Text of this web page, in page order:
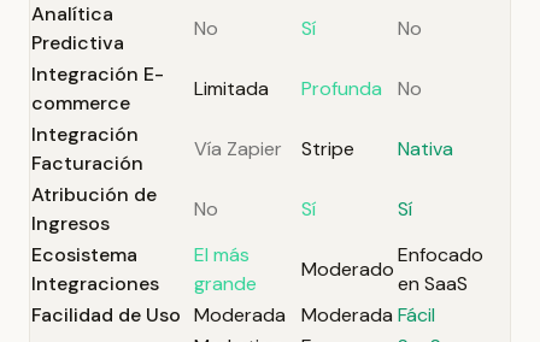
Analítica
Predictiva
No Sí
No
Integración E-
commerce
Limitada Profunda
No
Integración
Facturación
Vía Zapier Stripe
Nativa
Atribución de
Ingresos
No Sí
Sí
Ecosistema
Integraciones
El más
grande
Moderado
Enfocado
en SaaS
Facilidad de Uso Moderada Moderada Fácil